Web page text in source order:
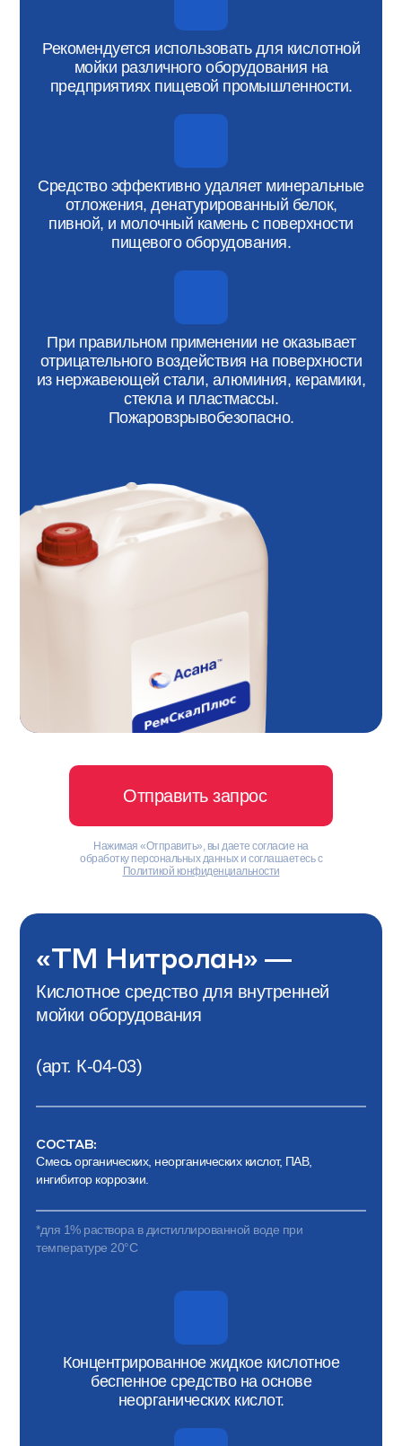
Рекомендуется использовать для кислотной
мойки различного оборудования на
предприятиях пищевой промышленности.
Средство эффективно удаляет минеральные
отложения, денатурированный белок,
пивной, и молочный камень с поверхности
пищевого оборудования.
При правильном применении не оказывает
отрицательного воздействия на поверхности
из нержавеющей стали, алюминия, керамики,
стекла и пластмассы.
Пожаровзрывобезопасно.
Отправить запрос
Нажимая «Отправить», вы даете согласие на
обработку персональных данных и соглашаетесь с
Политикой конфиденциальности
«ТМ Нитролан» —
Кислотное средство для внутренней
мойки оборудования
(арт. К-04-03)
СОСТАВ:
Смесь органических, неорганических кислот, ПАВ,
ингибитор коррозии.
*для 1% раствора в дистиллированной воде при
температуре 20°С
Концентрированное жидкое кислотное
беспенное средство на основе
неорганических кислот.